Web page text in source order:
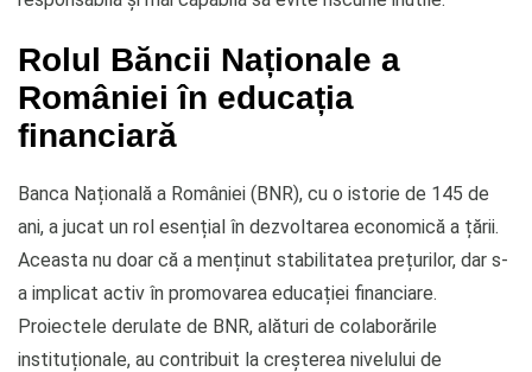
Rolul Băncii Naționale a
României în educația
financiară
Banca Națională a României (BNR), cu o istorie de 145 de
ani, a jucat un rol esențial în dezvoltarea economică a țării.
Aceasta nu doar că a menținut stabilitatea prețurilor, dar s-
a implicat activ în promovarea educației financiare.
Proiectele derulate de BNR, alături de colaborările
instituționale, au contribuit la creșterea nivelului de